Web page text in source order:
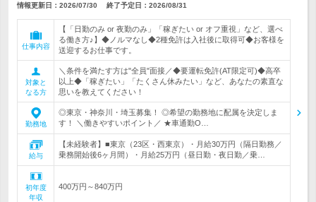
情報更新日：2026/07/30 終了予定日： 2026/08/31
仕事内容
【「日勤のみ or 夜勤のみ」「稼ぎたい or オフ重視」など、選べ
る働き方♪】◆ノルマなし◆2種免許は入社後に取得可◆お客様を
送迎するお仕事です。
対象と
なる方
＼条件を満たす方は"全員"面接／◆要運転免許(AT限定可)◆高卒
以上◆「稼ぎたい」「たくさん休みたい」など、あなたの素直な
思いを教えてください！
勤務地
◎東京・神奈川・埼玉募集！ ◎希望の勤務地に配属を決定しま
す！ ＼働きやすいポイント／ ★車通勤O…
給与
【未経験者】■東京（23区・西東京）・月給30万円（隔日勤務／
乗務開始後6ヶ月間）・月給25万円（昼日勤・夜日勤／乗…
初年度
年収
400万円～840万円